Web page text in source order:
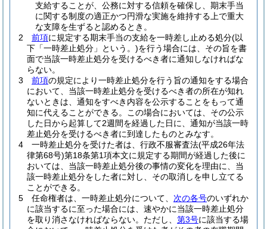
支給することが、公務に対する信頼を確保し、期末手当
に関する制度の適正かつ円滑な実施を維持する上で重大
な支障を生ずると認めるとき。
2
前項に規定する期末手当の支給を一時差し止める処分(以
下「一時差止処分」という。)を行う場合には、その旨を書
面で当該一時差止処分を受けるべき者に通知しなければな
らない。
3
前項の規定により一時差止処分を行う旨の通知をする場合
において、当該一時差止処分を受けるべき者の所在が知れ
ないときは、通知をすべき内容を公示することをもって通
知に代えることができる。
この場合においては、その公示
した日から起算して2週間を経過した日に、通知が当該一時
差止処分を受けるべき者に到達したものとみなす。
4
一時差止処分を受けた者は、行政不服審査法(平成26年法
律第68号)第18条第1項本文に規定する期間が経過した後に
おいては、当該一時差止処分後の事情の変化を理由に、当
該一時差止処分をした者に対し、その取消しを申し立てる
ことができる。
5
任命権者は、一時差止処分について、 次の各号のいずれか
に該当するに至った場合には、速やかに当該一時差止処分
を取り消さなければならない。 ただし、 第3号に該当する場